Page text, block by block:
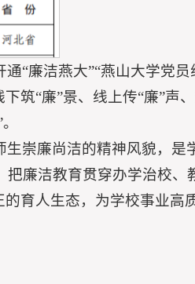
“廉洁燕大”“燕山大学党员
筑“廉”景、线上传“廉”声
崇廉尚洁的精神风貌，是
廉洁教育贯穿办学治校、
育人生态，为学校事业高